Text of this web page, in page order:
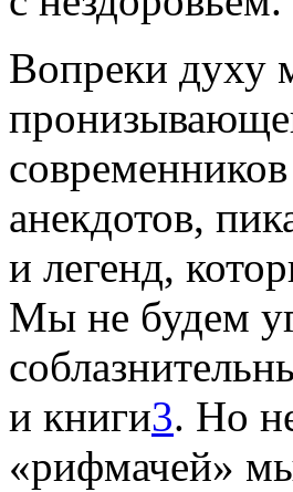
Вопреки духу
анекдотов,
и легенд,
Мы не будем
и книги3. Но
«рифмачей»